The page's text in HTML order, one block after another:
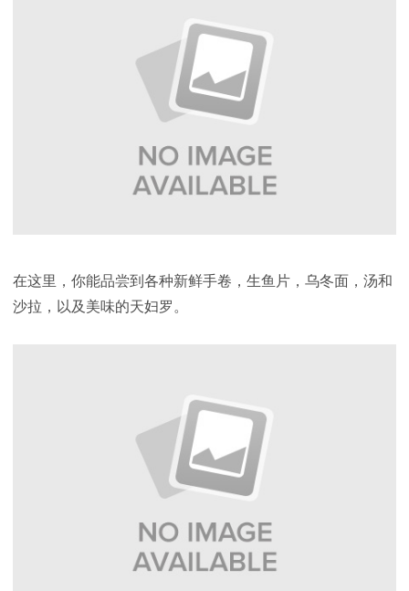
在这里，你能品尝到各种新鲜手卷，生鱼片，乌冬面，汤和
沙拉，以及美味的天妇罗。